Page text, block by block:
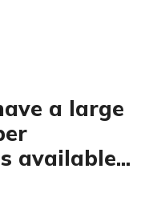
a large
available...